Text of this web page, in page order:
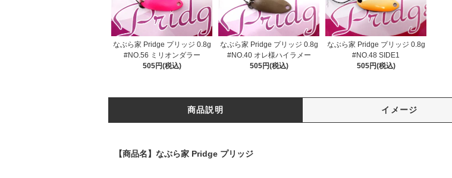
なぶら家 Pridge プリッジ 0.8g
#NO.56 ミリオンダラー
505円(税込)
なぶら家 Pridge プリッジ 0.8g
#NO.40 オレ様ハイラメー
505円(税込)
なぶら家 Pridge プリッジ 0.8g
#NO.48 SIDE1
505円(税込)
商品説明 イメージ
【商品名】なぶら家 Pridge プリッジ